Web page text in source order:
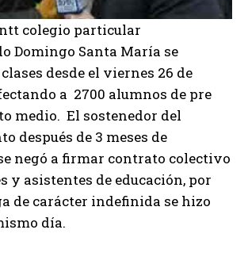
colegio particular
Domingo Santa María se
desde el viernes 26 de
a 2700 alumnos de pre
medio. El sostenedor del
después de 3 meses de
negó a firmar contrato colectivo
y asistentes de educación, por
de carácter indefinida se hizo
día.